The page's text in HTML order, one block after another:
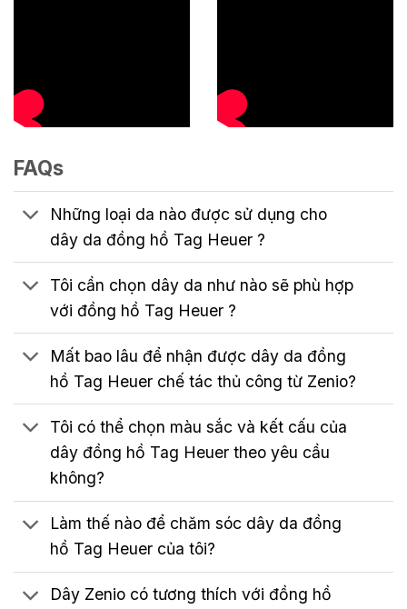
FAQs
Những loại da nào được sử dụng cho
dây da đồng hồ Tag Heuer ?
Tôi cần chọn dây da như nào sẽ phù hợp
với đồng hồ Tag Heuer ?
Mất bao lâu để nhận được dây da đồng
hồ Tag Heuer chế tác thủ công từ Zenio?
Tôi có thể chọn màu sắc và kết cấu của
dây đồng hồ Tag Heuer theo yêu cầu
không?
Làm thế nào để chăm sóc dây da đồng
hồ Tag Heuer của tôi?
Dây Zenio có tương thích với đồng hồ